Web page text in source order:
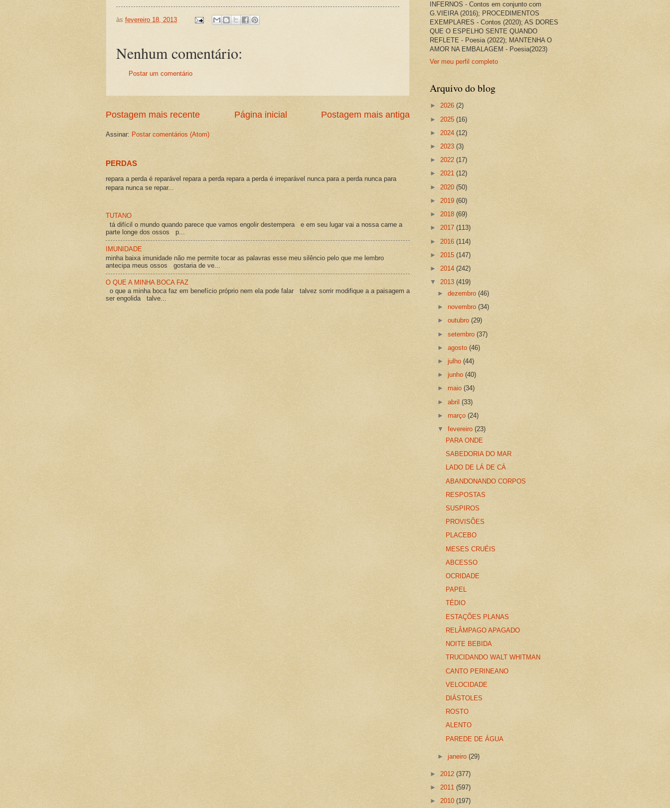
às fevereiro 18, 2013
Nenhum comentário:
Postar um comentário
Postagem mais recente Postagem mais antiga
Página inicial
Assinar: Postar comentários (Atom)
PERDAS
repara a perda é reparável repara a perda repara a perda é irreparável nunca para a perda nunca para
repara nunca se repar...
TUTANO
tá difícil o mundo quando parece que vamos engolir destempera e em seu lugar vai a nossa carne a
parte longe dos ossos p...
IMUNIDADE
minha baixa imunidade não me permite tocar as palavras esse meu silêncio pelo que me lembro
antecipa meus ossos gostaria de ve...
O QUE A MINHA BOCA FAZ
o que a minha boca faz em benefício próprio nem ela pode falar talvez sorrir modifique a a paisagem a
ser engolida talve...
INFERNOS - Contos em conjunto com
G.VIEIRA (2016); PROCEDIMENTOS
EXEMPLARES - Contos (2020); AS DORES
QUE O ESPELHO SENTE QUANDO
REFLETE - Poesia (2022); MANTENHA O
AMOR NA EMBALAGEM - Poesia(2023)
Ver meu perfil completo
Arquivo do blog
► 2026 (2)
► 2025 (16)
► 2024 (12)
► 2023 (3)
► 2022 (17)
► 2021 (12)
► 2020 (50)
► 2019 (60)
► 2018 (69)
► 2017 (113)
► 2016 (114)
► 2015 (147)
► 2014 (242)
▼ 2013 (419)
►dezembro(46)
►novembro(34)
►outubro(29)
►setembro(37)
►agosto(46)
►julho(44)
►junho(40)
►maio(34)
►abril(33)
►março(24)
▼fevereiro(23)
PARA ONDE
SABEDORIA DO MAR
LADO DE LÁ DE CÁ
ABANDONANDO CORPOS
RESPOSTAS
SUSPIROS
PROVISÕES
PLACEBO
MESES CRUÉIS
ABCESSO
OCRIDADE
PAPEL
TÉDIO
ESTAÇÕES PLANAS
RELÂMPAGO APAGADO
NOITE BEBIDA
TRUCIDANDO WALT WHITMAN
CANTO PERINEANO
VELOCIDADE
DIÁSTOLES
ROSTO
ALENTO
PAREDE DE ÁGUA
►janeiro(29)
► 2012 (377)
► 2011 (597)
► 2010 (197)